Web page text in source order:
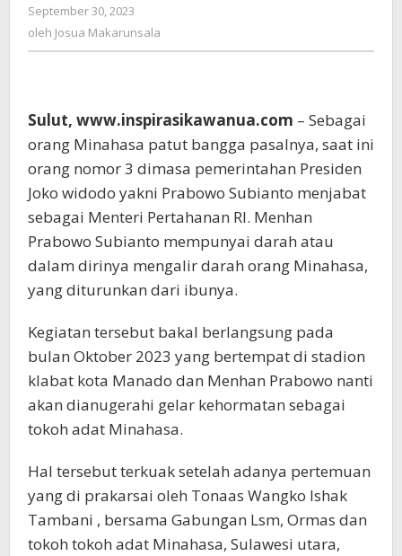
September 30, 2023
Josua
oleh Josua Makarunsala
Sulut, www.inspirasikawanua.com – Sebagai
orang Minahasa patut bangga pasalnya, saat ini
orang nomor 3 dimasa pemerintahan Presiden
Joko widodo yakni Prabowo Subianto menjabat
sebagai Menteri Pertahanan RI. Menhan
Prabowo Subianto mempunyai darah atau
dalam dirinya mengalir darah orang Minahasa,
yang diturunkan dari ibunya.
Kegiatan tersebut bakal berlangsung pada
bulan Oktober 2023 yang bertempat di stadion
klabat kota Manado dan Menhan Prabowo nanti
akan dianugerahi gelar kehormatan sebagai
tokoh adat Minahasa.
Hal tersebut terkuak setelah adanya pertemuan
yang di prakarsai oleh Tonaas Wangko Ishak
Tambani , bersama Gabungan Lsm, Ormas dan
tokoh tokoh adat Minahasa, Sulawesi utara,